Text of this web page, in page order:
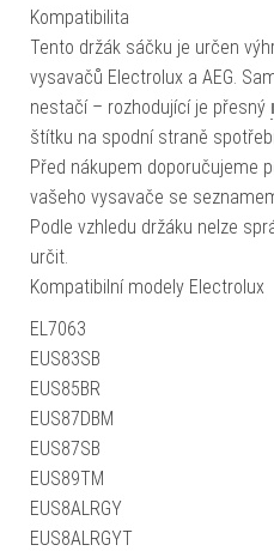
Kompatibilita
Tento držák sáčku je určen
vysavačů Electrolux a AEG.
nestačí – rozhodující je přesný
štítku na spodní straně
Před nákupem doporučujeme
vašeho vysavače se
Podle vzhledu držáku nelze
určit.
Kompatibilní modely Electrolux
EL7063
EUS83SB
EUS85BR
EUS87DBM
EUS87SB
EUS89TM
EUS8ALRGY
EUS8ALRGYT